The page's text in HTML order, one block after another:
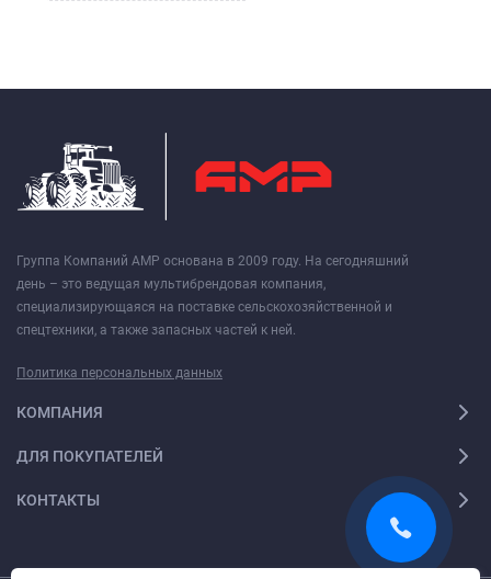
Группа Компаний АМР основана в 2009 году. На сегодняшний
день – это ведущая мультибрендовая компания,
специализирующаяся на поставке сельскохозяйственной и
спецтехники, а также запасных частей к ней.
Политика персональных данных
КОМПАНИЯ
ДЛЯ ПОКУПАТЕЛЕЙ
КОНТАКТЫ